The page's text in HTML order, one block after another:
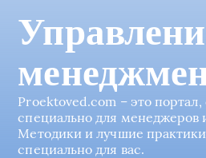
Proektoved.com – это
специально для менеджеров
Методики и лучшие
специально для вас.